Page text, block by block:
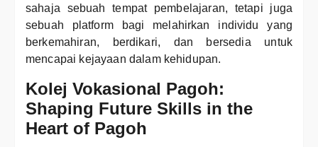
sahaja sebuah tempat pembelajaran, tetapi juga
sebuah platform bagi melahirkan individu yang
berkemahiran, berdikari, dan bersedia untuk
mencapai kejayaan dalam kehidupan.
Kolej Vokasional Pagoh:
Shaping Future Skills in the
Heart of Pagoh